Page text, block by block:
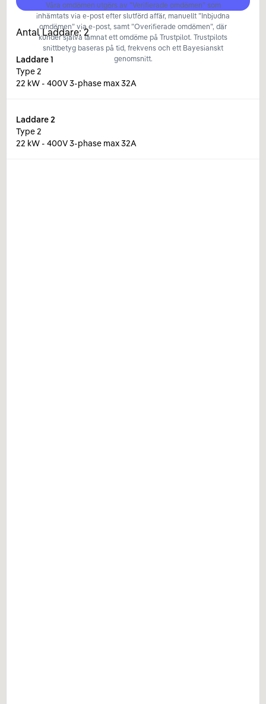
Våra omdömen utgörs av ”Verifierade omdömen” som
inhämtats via e-post efter slutförd affär, manuellt ”Inbjudna
omdömen” via e-post, samt ”Overifierade omdömen”, där
kunder själva lämnat ett omdöme på Trustpilot. Trustpilots
snittbetyg baseras på tid, frekvens och ett Bayesianskt
genomsnitt.
Antal Laddare:2
Laddare1
Type 2
22 kW - 400V 3-phase max 32A
Laddare2
Type 2
22 kW - 400V 3-phase max 32A